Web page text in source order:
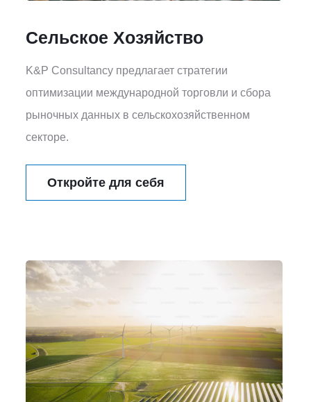
Сельское Хозяйство
K&P Consultancy предлагает стратегии
оптимизации международной торговли и сбора
рыночных данных в сельскохозяйственном
секторе.
Откройте для себя